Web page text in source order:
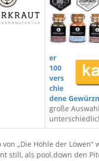
er
100
vers
chie
dene
große Auswahl
von „Die Höhle der Löwen“
still, als pool.down den